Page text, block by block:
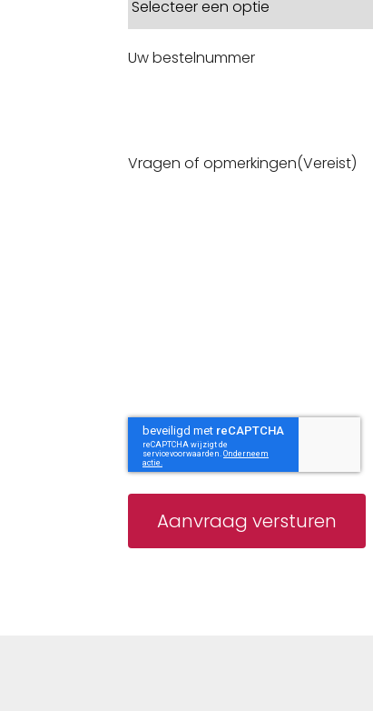
Uw bestelnummer
Vragen of opmerkingen(Vereist)
CAPTCHA